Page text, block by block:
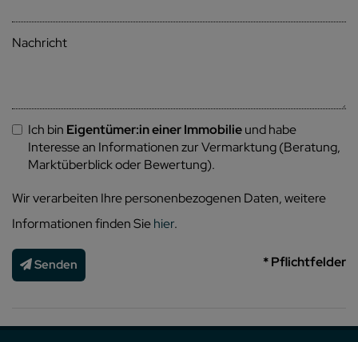
Nachricht
Ich bin Eigentümer:in einer Immobilieund habe
Interesse an Informationen zur Vermarktung (Beratung,
Marktüberblick oder Bewertung).
Wir verarbeiten Ihre personenbezogenen Daten, weitere
Informationen finden Siehier.
Senden * Pflichtfelder